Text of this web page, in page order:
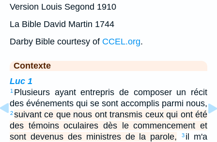
Version Louis Segond 1910
La Bible David Martin 1744
Darby Bible courtesy of CCEL.org.
Contexte
Luc 1
1 Plusieurs ayant entrepris de composer un récit
des événements qui se sont accomplis parmi nous,
2suivant ce que nous ont transmis ceux qui ont été
des témoins oculaires dès le commencement et
sont devenus des ministres de la parole,
3 il m'a